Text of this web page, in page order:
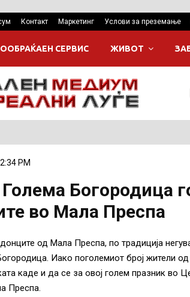
Контакт Маркетинг Услови за преземање
СЕРВИС ЖИВОТ
PM
Богородица
во Мала Преспа
од Мала Преспа, по традиција
Иако поголемиот број жители
каде и да се за овој голем празник во
Преспа.